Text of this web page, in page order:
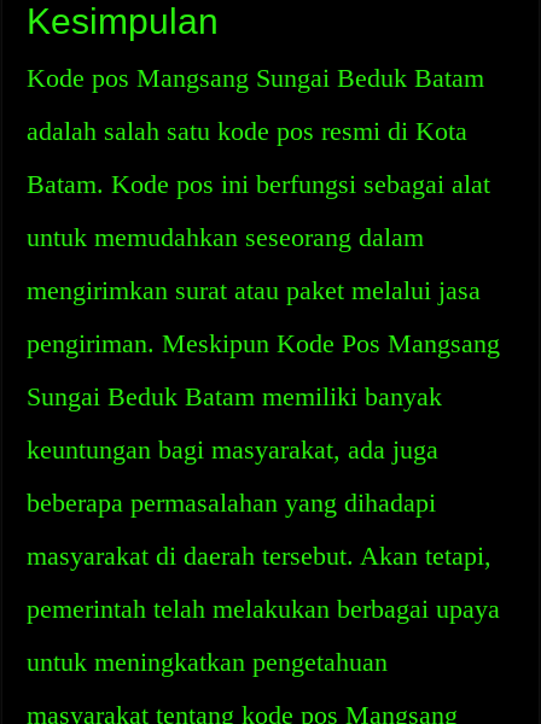
Kesimpulan
Kode pos Mangsang Sungai Beduk Batam
adalah salah satu kode pos resmi di Kota
Batam. Kode pos ini berfungsi sebagai alat
untuk memudahkan seseorang dalam
mengirimkan surat atau paket melalui jasa
pengiriman. Meskipun Kode Pos Mangsang
Sungai Beduk Batam memiliki banyak
keuntungan bagi masyarakat, ada juga
beberapa permasalahan yang dihadapi
masyarakat di daerah tersebut. Akan tetapi,
pemerintah telah melakukan berbagai upaya
untuk meningkatkan pengetahuan
masyarakat tentang kode pos Mangsang